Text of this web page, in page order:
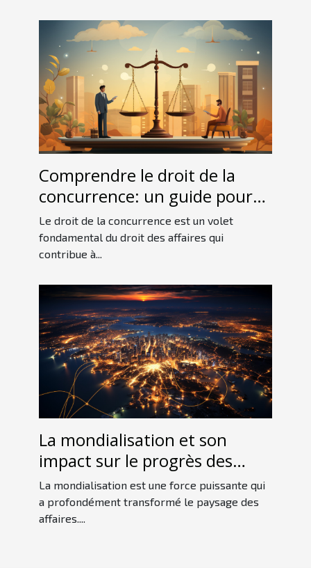
Comprendre le droit de la
concurrence: un guide pour
les débutants
Le droit de la concurrence est un volet
fondamental du droit des affaires qui
contribue à...
La mondialisation et son
impact sur le progrès des
entreprises
La mondialisation est une force puissante qui
a profondément transformé le paysage des
affaires....